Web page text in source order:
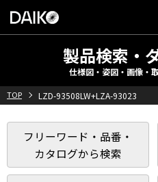
製品検索・
仕様図・姿図・画像・
TOP LZD-93508LW+LZA-93023
フリーワード・品番・
カタログから検索